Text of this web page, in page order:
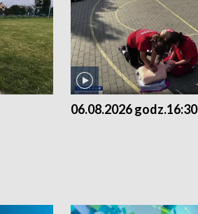
06.08.2026 godz.16:30